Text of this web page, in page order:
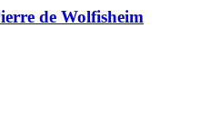
de Wolfisheim